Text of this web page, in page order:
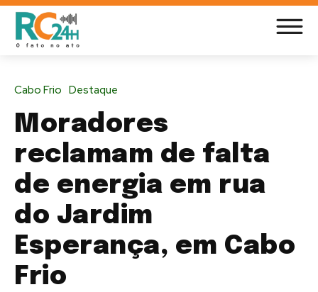
Cabo Frio Destaque
Moradores
reclamam de falta
de energia em rua
do Jardim
Esperança, em Cabo
Frio